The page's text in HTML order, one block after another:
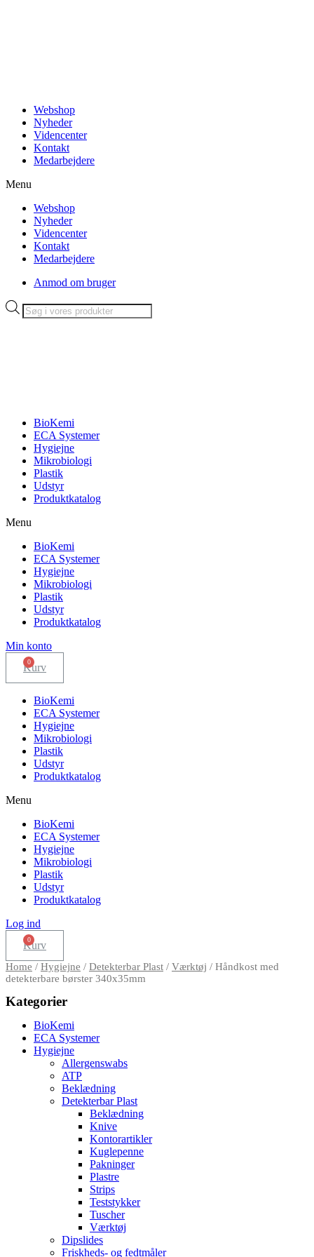
Webshop
Nyheder
Videncenter
Kontakt
Medarbejdere
Menu
Webshop
Nyheder
Videncenter
Kontakt
Medarbejdere
Anmod om bruger
Products
search
BioKemi
ECA Systemer
Hygiejne
Mikrobiologi
Plastik
Udstyr
Produktkatalog
Menu
BioKemi
ECA Systemer
Hygiejne
Mikrobiologi
Plastik
Udstyr
Produktkatalog
Min konto
Kurv
BioKemi
ECA Systemer
Hygiejne
Mikrobiologi
Plastik
Udstyr
Produktkatalog
Menu
BioKemi
ECA Systemer
Hygiejne
Mikrobiologi
Plastik
Udstyr
Produktkatalog
Log ind
Kurv
Home / Hygiejne / Detekterbar Plast / Værktøj / Håndkost med
detekterbare børster 340x35mm
Kategorier
BioKemi
ECA Systemer
Hygiejne
Allergenswabs
ATP
Beklædning
Detekterbar Plast
Beklædning
Knive
Kontorartikler
Kuglepenne
Pakninger
Plastre
Strips
Teststykker
Tuscher
Værktøj
Dipslides
Friskheds- og fedtmåler